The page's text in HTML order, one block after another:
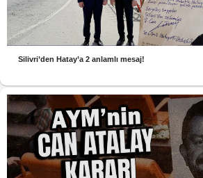
Silivri’den Hatay’a 2 anlamlı mesaj!